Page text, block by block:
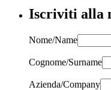
Iscriviti alla
Nome/Name
Cognome/Surname
Azienda/Company